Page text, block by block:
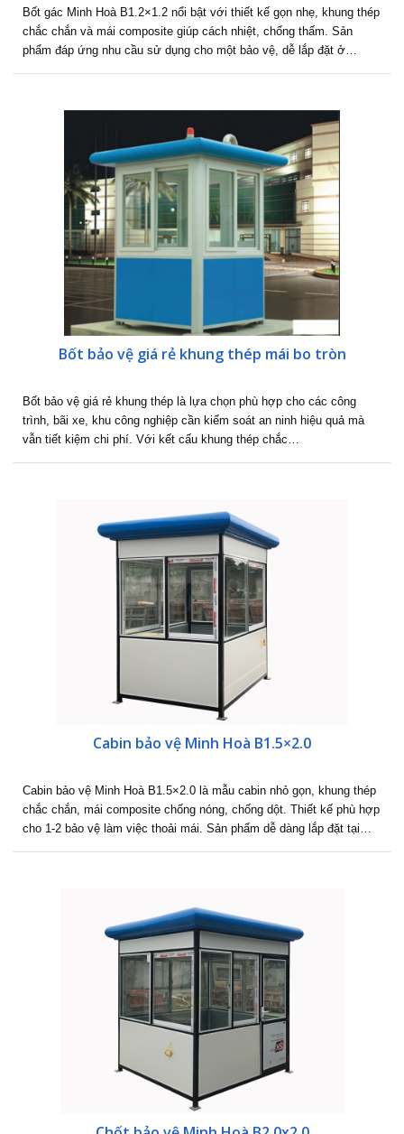
Bốt gác Minh Hoà B1.2×1.2 nổi bật với thiết kế gọn nhẹ, khung thép
chắc chắn và mái composite giúp cách nhiệt, chống thấm. Sản
phẩm đáp ứng nhu cầu sử dụng cho một bảo vệ, dễ lắp đặt ở…
Bốt bảo vệ giá rẻ khung thép mái bo tròn
Bốt bảo vệ giá rẻ khung thép là lựa chọn phù hợp cho các công
trình, bãi xe, khu công nghiệp cần kiểm soát an ninh hiệu quả mà
vẫn tiết kiệm chi phí. Với kết cấu khung thép chắc…
Cabin bảo vệ Minh Hoà B1.5×2.0
Cabin bảo vệ Minh Hoà B1.5×2.0 là mẫu cabin nhỏ gọn, khung thép
chắc chắn, mái composite chống nóng, chống dột. Thiết kế phù hợp
cho 1-2 bảo vệ làm việc thoải mái. Sản phẩm dễ dàng lắp đặt tại…